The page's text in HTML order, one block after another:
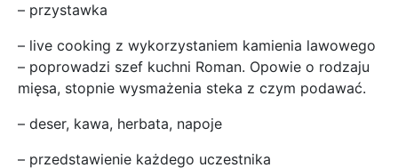
– przystawka
– live cooking z wykorzystaniem kamienia lawowego
– poprowadzi szef kuchni Roman. Opowie o rodzaju
mięsa, stopnie wysmażenia steka z czym podawać.
– deser, kawa, herbata, napoje
– przedstawienie każdego uczestnika